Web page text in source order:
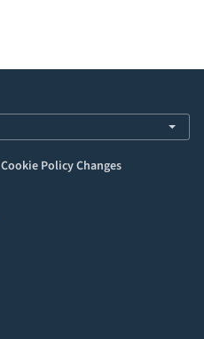
Cookie Policy Changes